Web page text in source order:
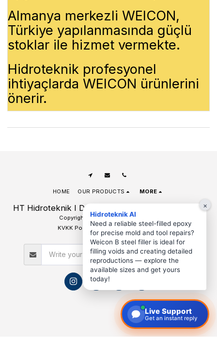
Almanya merkezli WEICON,
Türkiye yapılanmasında güçlü
stoklar ile hizmet vermekte.
Hidroteknik profesyonel
ihtiyaçlarda WEICON ürünlerini
önerir.
HT Hidroteknik I Denizli Hidrolik Hortum Pnömatik
Copyright © 2026 All rights reserved
KVKK Policy and Clarification Texts
HOME OUR PRODUCTS MORE
SUBSCRIBE
×
Hidroteknik AI
Need a reliable steel-filled epoxy
for precise mold and tool repairs?
Weicon B steel filler is ideal for
filling voids and creating detailed
reproductions — explore the
available sizes and get yours
today!
Live Support
Get an instant reply